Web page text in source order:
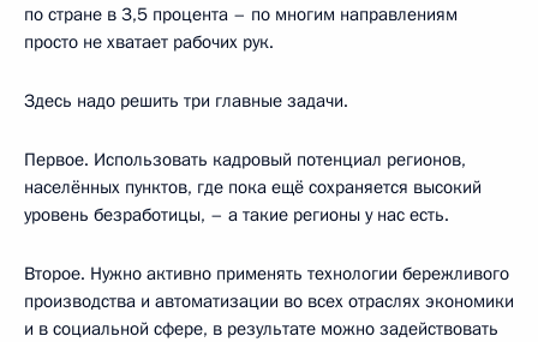
по стране в 3,5 процента – по многим направлениям
просто не хватает рабочих рук.
Здесь надо решить три главные задачи.
Первое. Использовать кадровый потенциал регионов,
населённых пунктов, где пока ещё сохраняется высокий
уровень безработицы, – а такие регионы у нас есть.
Второе. Нужно активно применять технологии бережливого
производства и автоматизации во всех отраслях экономики
и в социальной сфере, в результате можно задействовать